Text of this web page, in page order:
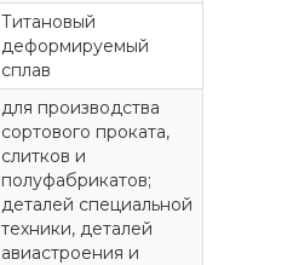
Титановый
деформируемый
сплав
для производства
сортового проката,
слитков и
полуфабрикатов;
деталей специальной
техники, деталей
авиастроения и